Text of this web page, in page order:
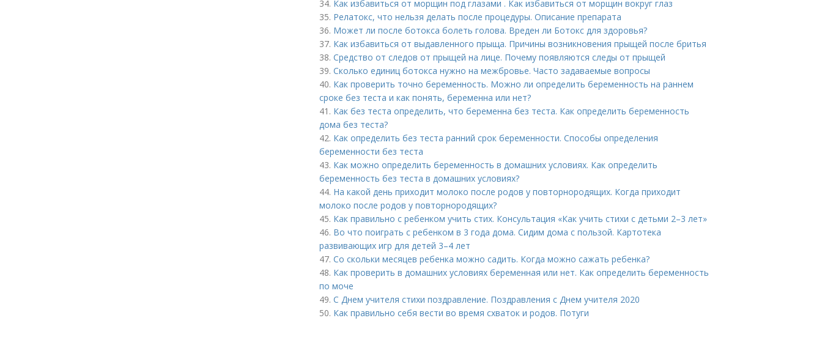
34. Как избавиться от морщин под глазами . Как избавиться от морщин вокруг глаз
35. Релатокс, что нельзя делать после процедуры. Описание препарата
36. Может ли после ботокса болеть голова. Вреден ли Ботокс для здоровья?
37. Как избавиться от выдавленного прыща. Причины возникновения прыщей после бритья
38. Средство от следов от прыщей на лице. Почему появляются следы от прыщей
39. Сколько единиц ботокса нужно на межбровье. Часто задаваемые вопросы
40. Как проверить точно беременность. Можно ли определить беременность на раннем
сроке без теста и как понять, беременна или нет?
41. Как без теста определить, что беременна без теста. Как определить беременность
дома без теста?
42. Как определить без теста ранний срок беременности. Способы определения
беременности без теста
43. Как можно определить беременность в домашних условиях. Как определить
беременность без теста в домашних условиях?
44. На какой день приходит молоко после родов у повторнородящих. Когда приходит
молоко после родов у повторнородящих?
45. Как правильно с ребенком учить стих. Консультация «Как учить стихи с детьми 2–3 лет»
46. Во что поиграть с ребенком в 3 года дома. Сидим дома с пользой. Картотека
развивающих игр для детей 3–4 лет
47. Со скольки месяцев ребенка можно садить. Когда можно сажать ребенка?
48. Как проверить в домашних условиях беременная или нет. Как определить беременность
по моче
49. С Днем учителя стихи поздравление. Поздравления с Днем учителя 2020
50. Как правильно себя вести во время схваток и родов. Потуги